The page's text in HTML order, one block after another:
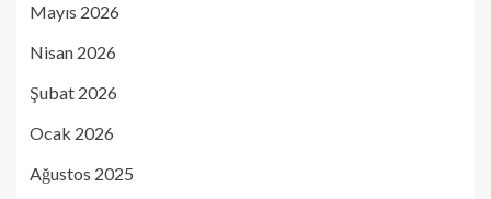
Mayıs 2026
Nisan 2026
Şubat 2026
Ocak 2026
Ağustos 2025